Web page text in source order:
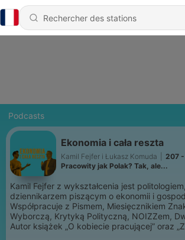
Podcasts
Ekonomia i cała reszta
Kamil Fejfer i Łukasz Komuda
207 -
Pracowity jak Polak? Tak, ale...
Kamil Fejfer z wykształcenia jest
dziennikarzem piszącym o ekonomii i
Współpracuje z Pismem, Miesięcznikiem
Wyborczą, Krytyką Polityczną, NOIZZem,
Autor książek „O kobiecie pracującej” oraz